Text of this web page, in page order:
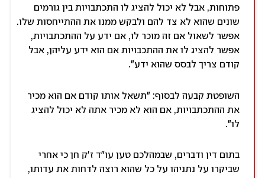
פתוחות, אבל לא יכול להציג לו התכתבויות בין גורמים
שונים שהוא לא צד להם ולבקש ממנו את ההתייחסות שלו.
אפשר לשאול אם זה מוכר לו, אם ידע על ההתכתבויות,
אפשר להציג לו את ההתכבויות אם הוא ידע עליהן, אבל
קודם צריך לבסס שהוא ידע".
השופטת קבעה לבסוף: "תשאל אותו קודם אם הוא מכיר
את ההתכתבויות, אם הוא לא מכיר אתה לא יכול להציג
לו".
בתום דין ודברים, שבמהלכם טען עו"ד ז'ק חן כי אחרי
שביקרו על נתניהו על כל שהוא רוצה לדחות את עדותו,